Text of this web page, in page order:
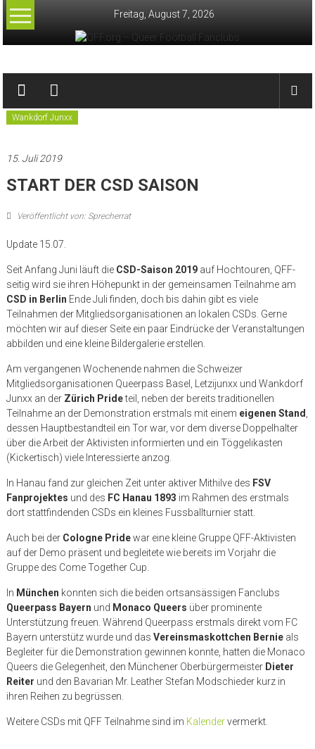
Zum
Inhalt
Freitag, August 7, 2026
QFF.org
–
Queer
Football
Fanclubs
CSD Fanprojekt FSV Frankfurt
Wankdorf Junxx
15. Juli 2019
START DER CSD SAISON
Veröffentlicht von: Sprecherrat
Update 15.07.
Seit Anfang Juni läuft die CSD-Saison 2019auf Hochtouren, QFF-
seitig wird sie ihren Höhepunkt in der gemeinsamen Teilnahme am
CSD in Berlin Ende Juli finden, doch bis dahin gibt es viele
Teilnahmen der Mitgliedsorganisationen an lokalen CSDs. Gerne
möchten wir auf dieser Seite ein paar Eindrücke der Veranstaltungen
abbilden und eine kleine Bildergalerie erstellen.
Am vergangenen Wochenende nahmen die Schweizer
Mitgliedsorganisationen Queerpass Basel, Letzijunxx und Wankdorf
Junxx an der Zürich Prideteil, neben der bereits traditionellen
Teilnahme an der Demonstration erstmals mit einem eigenen Stand
dessen Hauptbestandteil ein Tor war, vor dem diverse Doppelhalter
über die Arbeit der Aktivisten informierten und ein Töggelikasten
(Kickertisch) viele Interessierte anzog.
In Hanau fand zur gleichen Zeit unter aktiver Mithilve des FSV
Fanprojektes und des FC Hanau 1893 im Rahmen des erstmals
dort stattfindenden CSDs ein kleines Fussballturnier statt.
Auch bei der Cologne Pridewar eine kleine Gruppe QFF-Aktivisten
auf der Demo präsent und begleitete wie bereits im Vorjahr die
Gruppe des Come Together Cup.
In München konnten sich die beiden ortsansässigen Fanclubs
Queerpass Bayern und Monaco Queers über prominente
Unterstützung freuen. Während Queerpass erstmals direkt vom FC
Bayern unterstütz wurde und das Vereinsmaskottchen Bernieals
Begleiter für die Demonstration gewinnen konnte, hatten die Monaco
Queers die Gelegenheit, den Münchener Oberbürgermeister Dieter
Reiter und den Bavarian Mr. Leather Stefan Modschieder kurz in
ihren Reihen zu begrüssen.
Weitere CSDs mit QFF Teilnahme sind im Kalendervermerkt.